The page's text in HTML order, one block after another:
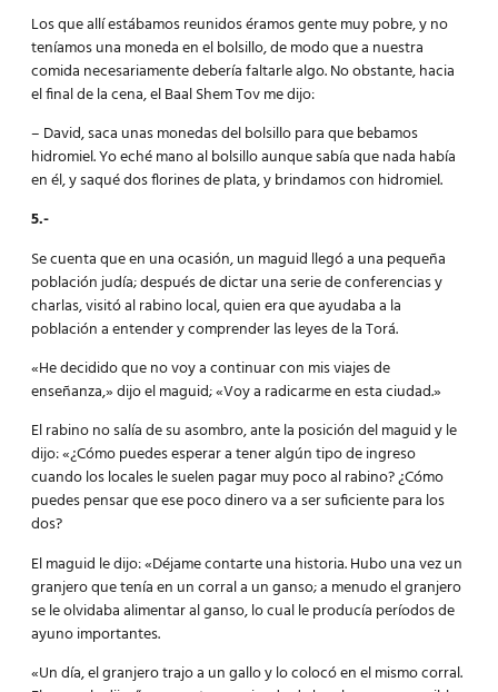
Los que allí estábamos reunidos éramos gente muy pobre, y no
teníamos una moneda en el bolsillo, de modo que a nuestra
comida necesariamente debería faltarle algo. No obstante, hacia
el final de la cena, el Baal Shem Tov me dijo:
– David, saca unas monedas del bolsillo para que bebamos
hidromiel. Yo eché mano al bolsillo aunque sabía que nada había
en él, y saqué dos florines de plata, y brindamos con hidromiel.
5.-
Se cuenta que en una ocasión, un maguid llegó a una pequeña
población judía; después de dictar una serie de conferencias y
charlas, visitó al rabino local, quien era que ayudaba a la
población a entender y comprender las leyes de la Torá.
«He decidido que no voy a continuar con mis viajes de
enseñanza,» dijo el maguid; «Voy a radicarme en esta ciudad.»
El rabino no salía de su asombro, ante la posición del maguid y le
dijo: «¿Cómo puedes esperar a tener algún tipo de ingreso
cuando los locales le suelen pagar muy poco al rabino? ¿Cómo
puedes pensar que ese poco dinero va a ser suficiente para los
dos?
El maguid le dijo: «Déjame contarte una historia. Hubo una vez un
granjero que tenía en un corral a un ganso; a menudo el granjero
se le olvidaba alimentar al ganso, lo cual le producía períodos de
ayuno importantes.
«Un día, el granjero trajo a un gallo y lo colocó en el mismo corral.